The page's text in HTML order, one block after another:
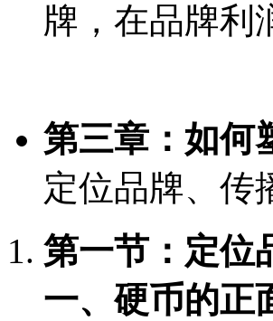
牌，在品牌利
第三章：如何
定位品牌、 传
第一节：定位
一、硬币的正